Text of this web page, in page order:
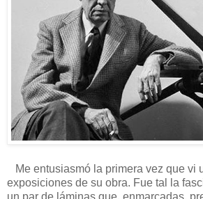
Me entusiasmó la primera vez que vi
exposiciones de su obra. Fue tal la